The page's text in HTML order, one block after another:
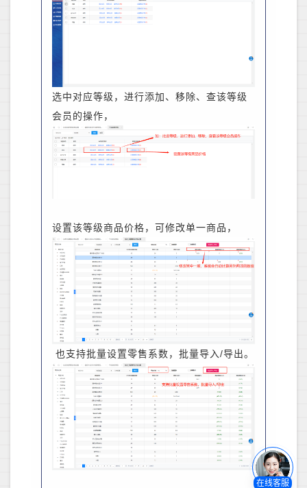
选中对应等级，进行添加、移除、查该等级
会员的操作，
设置该等级商品价格，可修改单一商品，
也支持批量设置零售系数，批量导入/导出。
在线客服